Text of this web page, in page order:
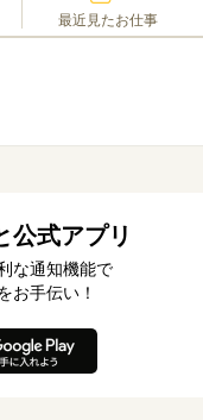
ウハウを基に、他企業
っている」だけではな
最近見たお仕事
公式アプリ
な通知機能で
お手伝い！